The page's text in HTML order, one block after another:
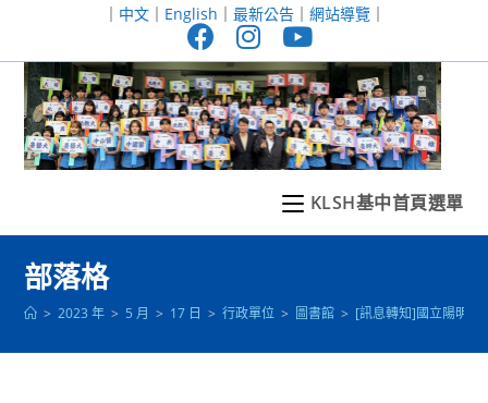
至
｜ 中文｜ English ｜ 最新公告｜ 網站導覽｜
KLSH基中首頁選單
部落格
> 2023 年 > 5 月 > 17 日 > 行政單位 > 圖書館 > [訊息轉知]國立陽明交